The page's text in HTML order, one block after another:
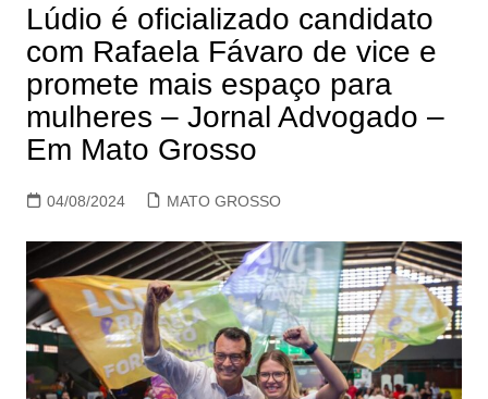
Lúdio é oficializado candidato
com Rafaela Fávaro de vice e
promete mais espaço para
mulheres – Jornal Advogado –
Em Mato Grosso
04/08/2024 MATO GROSSO